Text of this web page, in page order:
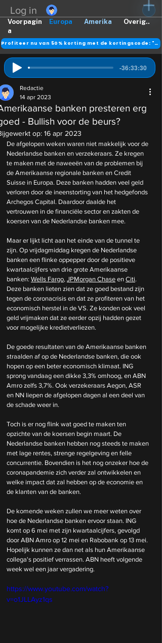
Log in
Europa Amerika Overig..
Voorpagin
a
Profiteer nu van 50% korting met de kortingscode: "DANK"
-36:33:30
banken presteren erg
- Bullish voor de beurs?
Redactie
14 apr 2023
op: 16 apr 2023
De afgelopen weken waren niet makkelijk voor de
Nederlandse banken en verzekeraars. Ze kregen
te maken met de naweeën van de problemen bij
de Amerikaanse regionale banken en Credit
Suisse in Europa. Deze banken hadden veel geld
verloren door de ineenstorting van het hedgefonds
Archegos Capital. Daardoor daalde het
vertrouwen in de financiële sector en zakten de
koersen van de Nederlandse banken mee.
Maar er lijkt licht aan het einde van de tunnel te
zijn. Op vrijdagmiddag kregen de Nederlandse
banken een flinke oppepper door de positieve
kwartaalcijfers van drie grote Amerikaanse
banken: Wells Fargo, JPMorgan Chase en Citi.
Deze banken lieten zien dat ze goed bestand zijn
tegen de coronacrisis en dat ze profiteren van het
economisch herstel in de VS. Ze konden ook veel
geld vrijmaken dat ze eerder opzij hadden gezet
voor mogelijke kredietverliezen.
De goede resultaten van de Amerikaanse banken
straalden af op de Nederlandse banken, die ook
hopen op een beter economisch klimaat. ING
sprong vandaag een dikke 3,3% omhoog, en ABN
Amro zelfs 3,7%. Ook verzekeraars Aegon, ASR
en NN liepen de afgelopen dagen al een deel van
de schade weer in.
Toch is er nog flink wat goed te maken ten
opzichte van de koersen begin maart. De
Nederlandse banken hebben nog steeds te maken
met lage rentes, strenge regelgeving en felle
concurrentie. Bovendien is het nog onzeker hoe de
coronapandemie zich verder zal ontwikkelen en
welke impact dat zal hebben op de economie en
de klanten van de banken.
De komende weken zullen we meer weten over
hoe de Nederlandse banken ervoor staan. ING
komt op 6 mei met zijn kwartaalcijfers, gevolgd
door ABN Amro op 12 mei en Rabobank op 13 mei.
Hopelijk kunnen ze dan net als hun Amerikaanse
collega's positief verrassen. ABN heeft volgende
week wel een jaar vergadering.
https://www.youtube.com/watch?
v=o1JLLAyz1qs